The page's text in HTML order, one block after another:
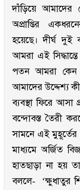
দাঁড়িয়ে আমাদের
অপ্রাপ্তির
হয়েছে। দীর্ঘ
আমরা এই
পতন আমরা কেন
আমাদের উদ্দেশ্য
ব্যবস্থা ফিরে
বন্দোবস্ত তৈরী
সামনে এই মুহূর্তের
মাধ্যমে অর্জিত
হাতছাড়া না হয়
বললে- ‘ক্ষুধাতুর